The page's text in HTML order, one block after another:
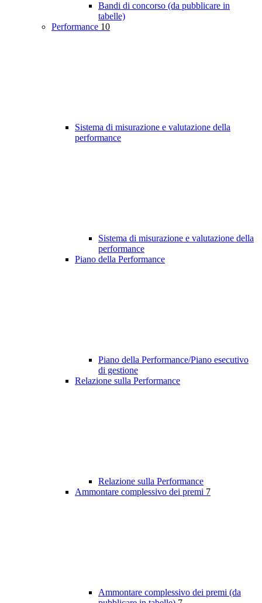
Bandi di concorso (da pubblicare in
tabelle)
Performance 10
Sistema di misurazione e valutazione della
performance
Sistema di misurazione e valutazione della
performance
Piano della Performance
Piano della Performance/Piano esecutivo
di gestione
Relazione sulla Performance
Relazione sulla Performance
Ammontare complessivo dei premi 7
Ammontare complessivo dei premi (da